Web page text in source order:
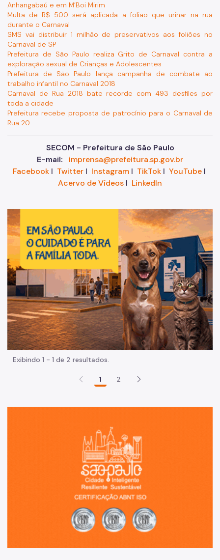
Anhangabaú e em M’Boi Mirim
Multa de R$ 500 será aplicada a folião que urinar na rua
durante o Carnaval
SMS vai distribuir 1 milhão de preservativos aos foliões no
Carnaval de SP
Prefeitura de São Paulo realiza Grito de Carnaval contra a
exploração sexual de Crianças e Adolescentes
Prefeitura de São Paulo lança campanha de combate ao
trabalho infantil no Carnaval 2018
Carnaval de Rua 2018 bate recorde com 493 desfiles por
toda a cidade
Prefeitura recebe proposta de patrocínio para o Carnaval de
Rua 20
SECOM - Prefeitura de São Paulo
E-mail:
imprensa@prefeitura.sp.gov.br
FacebookI TwitterI InstagramI TikTokI YouTubeI
Acervo de Vídeos I LinkedIn
Exibindo 1 - 1 de 2 resultados.
1 2